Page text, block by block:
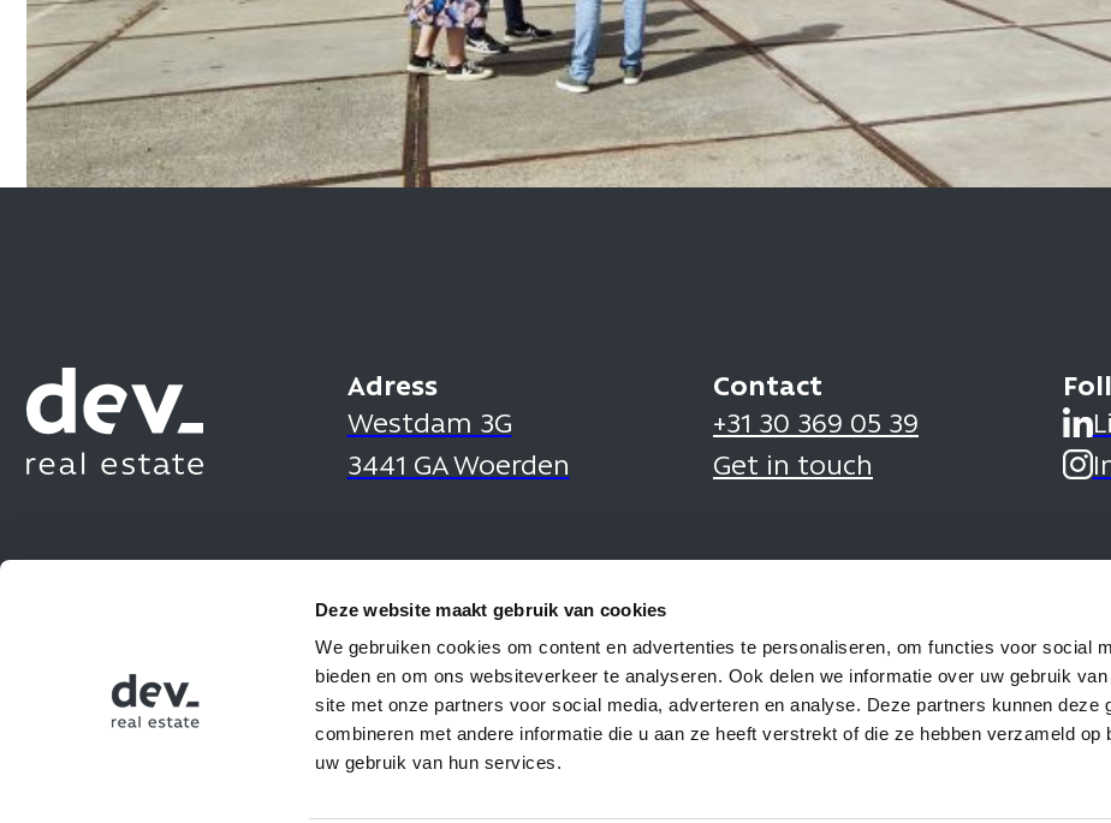
Deze website maakt gebruik van cookies
We gebruiken cookies om content en advertenties te personaliseren, om functies voor social
bieden en om ons websiteverkeer te analyseren. Ook delen we informatie over uw gebruik van
site met onze partners voor social media, adverteren en analyse. Deze partners kunnen deze
combineren met andere informatie die u aan ze heeft verstrekt of die ze hebben verzameld op
uw gebruik van hun services.
Adress
Westdam 3G
3441 GA Woerden
Contact
+31 30 369 05 39
Get in touch